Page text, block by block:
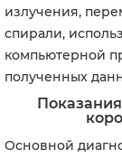
излучения,
спирали,
компьютерной
полученных
Основной